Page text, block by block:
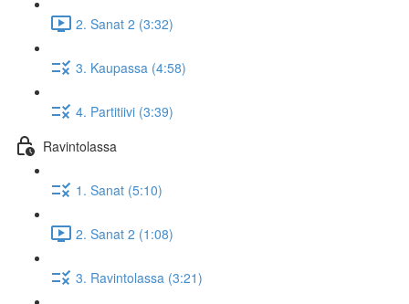
2. Sanat 2 (3:32)
3. Kaupassa (4:58)
4. Partitiivi (3:39)
Ravintolassa
1. Sanat (5:10)
2. Sanat 2 (1:08)
3. Ravintolassa (3:21)